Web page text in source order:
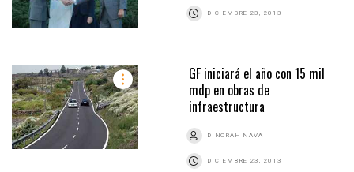
DICIEMBRE 23, 2013
GF iniciará el año con 15 mil
mdp en obras de
infraestructura
DINORAH NAVA
DICIEMBRE 23, 2013